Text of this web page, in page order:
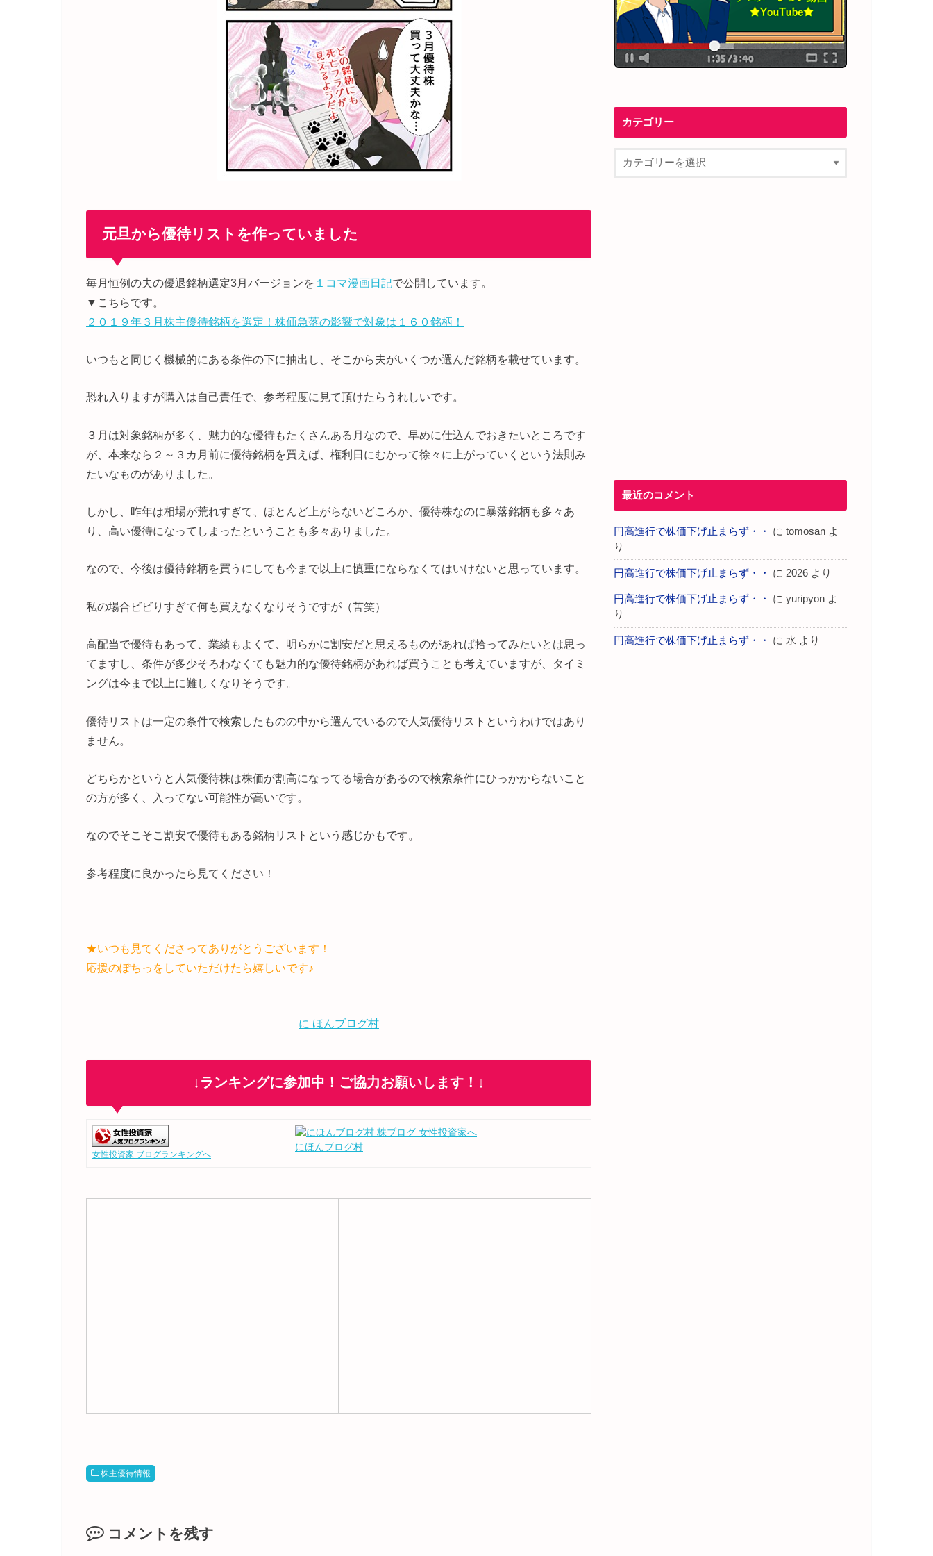
元旦から優待リストを作っていました
毎月恒例の夫の優退銘柄選定3月バージョンを １コマ漫画日記で公開しています。
▼こちらです。
２０１９年３月株主優待銘柄を選定！株価急落の影響で対象は１６０銘柄！
いつもと同じく機械的にある条件の下に抽出し、そこから夫がいくつか選んだ銘柄を載せています。
恐れ入りますが購入は自己責任で、参考程度に見て頂けたらうれしいです。
３月は対象銘柄が多く、魅力的な優待もたくさんある月なので、早めに仕込んでおきたいところです
が、本来なら２～３カ月前に優待銘柄を買えば、権利日にむかって徐々に上がっていくという法則み
たいなものがありました。
しかし、昨年は相場が荒れすぎて、ほとんど上がらないどころか、優待株なのに暴落銘柄も多々あ
り、高い優待になってしまったということも多々ありました。
なので、今後は優待銘柄を買うにしても今まで以上に慎重にならなくてはいけないと思っています。
私の場合ビビりすぎて何も買えなくなりそうですが（苦笑）
高配当で優待もあって、業績もよくて、明らかに割安だと思えるものがあれば拾ってみたいとは思っ
てますし、条件が多少そろわなくても魅力的な優待銘柄があれば買うことも考えていますが、タイミ
ングは今まで以上に難しくなりそうです。
優待リストは一定の条件で検索したものの中から選んでいるので人気優待リストというわけではあり
ません。
どちらかというと人気優待株は株価が割高になってる場合があるので検索条件にひっかからないこと
の方が多く、入ってない可能性が高いです。
なのでそこそこ割安で優待もある銘柄リストという感じかもです。
参考程度に良かったら見てください！
★いつも見てくださってありがとうございます！
応援のぽちっをしていただけたら嬉しいです♪
に ほんブログ村
↓ランキングに参加中！ご協力お願いします！↓
女性投資家 ブログランキングへ
にほんブログ村
株主優待情報
コメントを残す
カテゴリー
最近のコメント
円高進行で株価下げ止まらず・・ に tomosan よ
り
円高進行で株価下げ止まらず・・ に 2026 より
円高進行で株価下げ止まらず・・ に yuripyon よ
り
円高進行で株価下げ止まらず・・ に 水 より